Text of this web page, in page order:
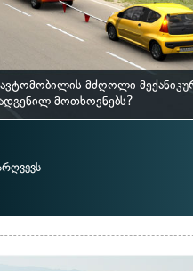
მძღოლი
მოთხოვნებს?